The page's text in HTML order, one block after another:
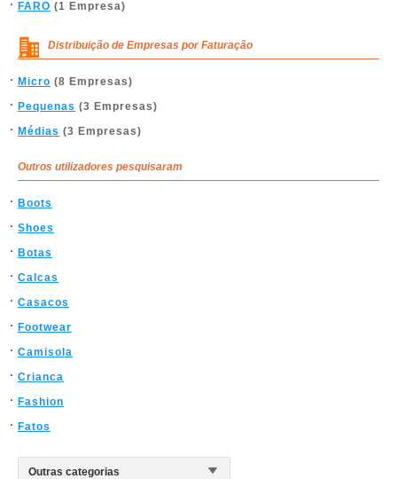
FARO (1 Empresa)
Distribuição de Empresas por Faturação
Micro (8 Empresas)
Pequenas (3 Empresas)
Médias (3 Empresas)
Outros utilizadores pesquisaram
Boots
Shoes
Botas
Calcas
Casacos
Footwear
Camisola
Crianca
Fashion
Fatos